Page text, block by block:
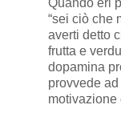
Quando eri
“sei ciò che
averti detto
frutta e
dopamina
provvede
motivazione